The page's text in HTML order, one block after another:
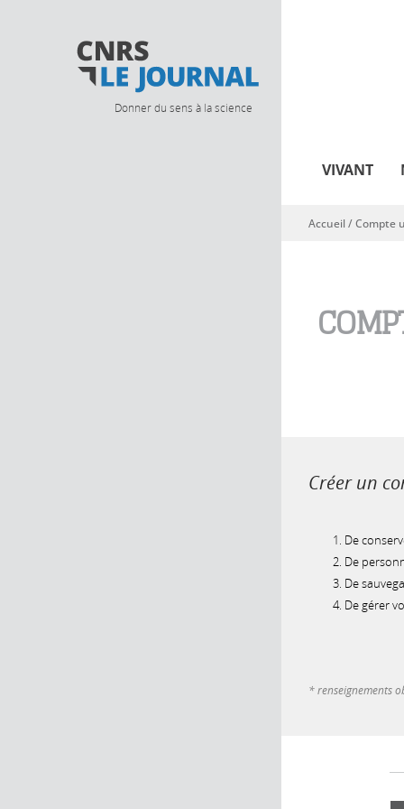
Donner du sens à la science
VIVANT
Vous êtes ici
Accueil/Compte
Créer un
De
De
De
De gérer
* renseignements